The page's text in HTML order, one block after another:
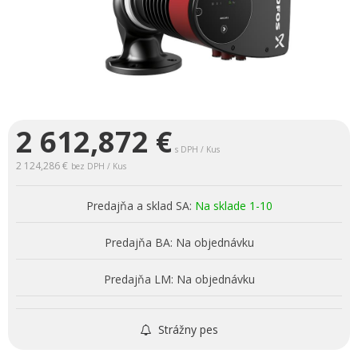
2 612,872 € s DPH / Kus
2 124,286 € bez DPH / Kus
Predajňa a sklad SA: Na sklade 1-10
Predajňa BA: Na objednávku
Predajňa LM: Na objednávku
Strážny pes